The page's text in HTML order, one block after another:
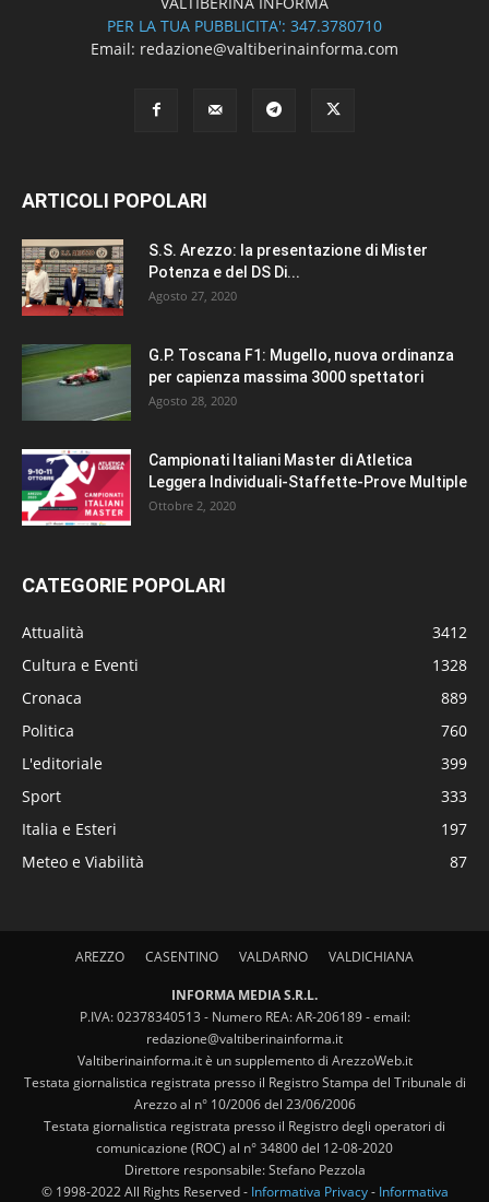
PER LA TUA PUBBLICITA': 347.3780710
Email: redazione@valtiberinainforma.com
ARTICOLI POPOLARI
S.S. Arezzo: la presentazione di Mister
Potenza e del DS Di...
Agosto 27, 2020
G.P. Toscana F1: Mugello, nuova ordinanza
per capienza massima 3000 spettatori
Agosto 28, 2020
Campionati Italiani Master di Atletica
Leggera Individuali-Staffette-Prove Multiple
Ottobre 2, 2020
CATEGORIE POPOLARI
Attualità
3412
Cultura e Eventi
1328
Cronaca
889
Politica
760
L'editoriale
399
Sport
333
Italia e Esteri
197
Meteo e Viabilità
87
AREZZO CASENTINO VALDARNO VALDICHIANA
INFORMA MEDIA S.R.L.
P.IVA: 02378340513 - Numero REA: AR-206189 - email:
redazione@valtiberinainforma.it
Valtiberinainforma.it è un supplemento di ArezzoWeb.it
Testata giornalistica registrata presso il Registro Stampa del Tribunale di
Arezzo al n° 10/2006 del 23/06/2006
Testata giornalistica registrata presso il Registro degli operatori di
comunicazione (ROC) al n° 34800 del 12-08-2020
Direttore responsabile: Stefano Pezzola
© 1998-2022 All Rights Reserved - Informativa Privacy- Informativa